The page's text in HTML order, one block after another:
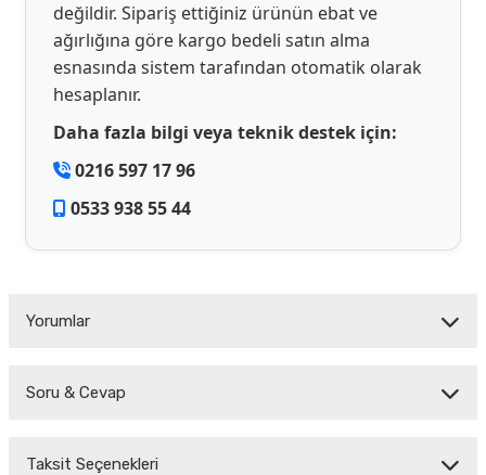
değildir. Sipariş ettiğiniz ürünün ebat ve
ağırlığına göre kargo bedeli satın alma
esnasında sistem tarafından otomatik olarak
hesaplanır.
Daha fazla bilgi veya teknik destek için:
0216 597 17 96
0533 938 55 44
Yorumlar
Soru & Cevap
Taksit Seçenekleri